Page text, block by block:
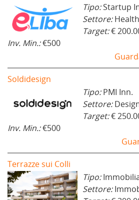
Tipo:Startup
Settore:
Target:€
Inv. Min.:€500
Soldidesign
Tipo:PMI Inn.
Settore:
Target:€
Inv. Min.:€500
Terrazze sui Colli
Tipo:
Settore: